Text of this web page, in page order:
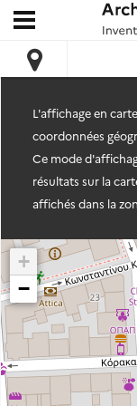
Archives
Ouvrir le menu
L'affichage en
coordonnées
Ce mode
résultats sur la
affichés dans la
+
−